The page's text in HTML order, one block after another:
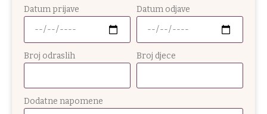
Datum prijave Datum odjave
Broj odraslih Broj djece
Dodatne napomene